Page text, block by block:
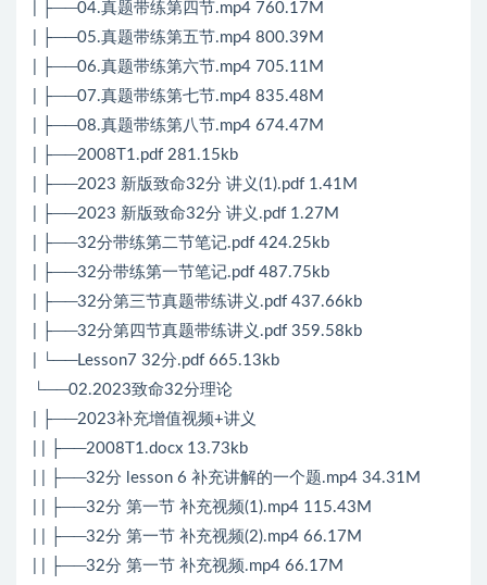
| ├──04.真题带练第四节.mp4 760.17M
| ├──05.真题带练第五节.mp4 800.39M
| ├──06.真题带练第六节.mp4 705.11M
| ├──07.真题带练第七节.mp4 835.48M
| ├──08.真题带练第八节.mp4 674.47M
| ├──2008T1.pdf 281.15kb
| ├──2023 新版致命32分 讲义(1).pdf 1.41M
| ├──2023 新版致命32分 讲义.pdf 1.27M
| ├──32分带练第二节笔记.pdf 424.25kb
| ├──32分带练第一节笔记.pdf 487.75kb
| ├──32分第三节真题带练讲义.pdf 437.66kb
| ├──32分第四节真题带练讲义.pdf 359.58kb
| └──Lesson7 32分.pdf 665.13kb
└──02.2023致命32分理论
| ├──2023补充增值视频+讲义
| | ├──2008T1.docx 13.73kb
| | ├──32分 lesson 6 补充讲解的一个题.mp4 34.31M
| | ├──32分 第一节 补充视频(1).mp4 115.43M
| | ├──32分 第一节 补充视频(2).mp4 66.17M
| | ├──32分 第一节 补充视频.mp4 66.17M